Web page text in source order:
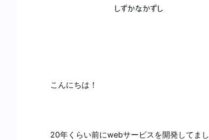
こんにちは！
20年くらい前にwebサービスを開発してま